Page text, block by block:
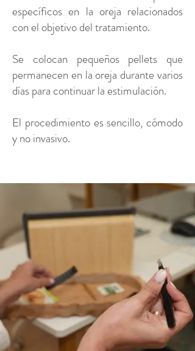
específicos en la oreja relacionados
con el objetivo del tratamiento.
Se colocan pequeños pellets que
permanecen en la oreja durante varios
días para continuar la estimulación.
El procedimiento es sencillo, cómodo
y no invasivo.